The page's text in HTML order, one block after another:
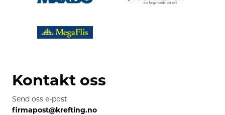
Kontakt oss
Send oss e-post
firmapost@krefting.no